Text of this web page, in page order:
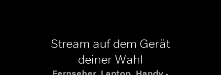
Stream auf dem Gerät
deiner Wahl